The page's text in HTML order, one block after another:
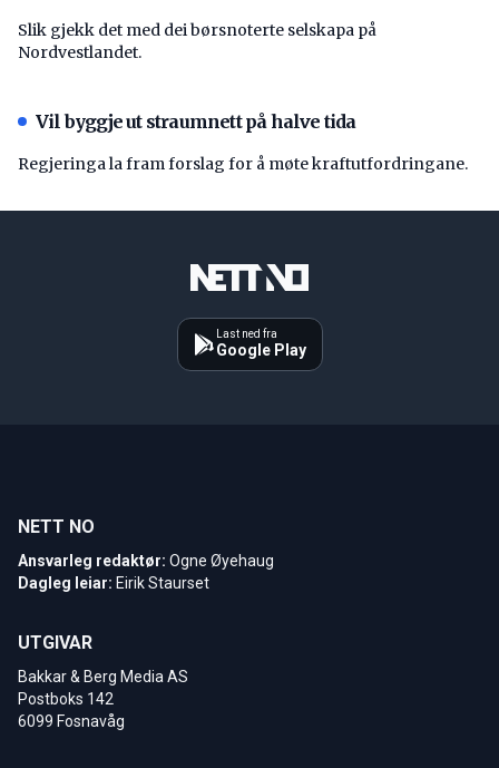
Slik gjekk det med dei børsnoterte selskapa på
Nordvestlandet.
Vil byggje ut straumnett på halve tida
Regjeringa la fram forslag for å møte kraftutfordringane.
Last ned fra
Google Play
NETT NO
Ansvarleg redaktør: Ogne Øyehaug
Dagleg leiar: Eirik Staurset
UTGIVAR
Bakkar & Berg Media AS
Postboks 142
6099 Fosnavåg